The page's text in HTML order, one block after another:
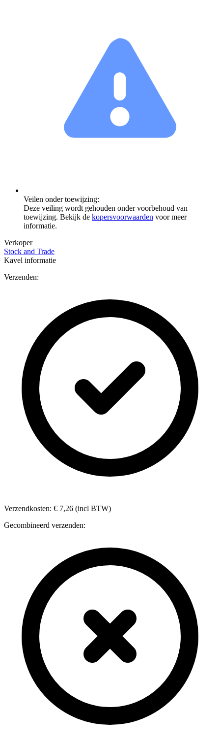
Veilen onder toewijzing:
Deze veiling wordt gehouden onder voorbehoud van
toewijzing. Bekijk de kopersvoorwaarden voor meer
informatie.
Verkoper
Stock and Trade
Kavel informatie
Verzenden:
Verzendkosten: € 7,26 (incl BTW)
Gecombineerd verzenden: